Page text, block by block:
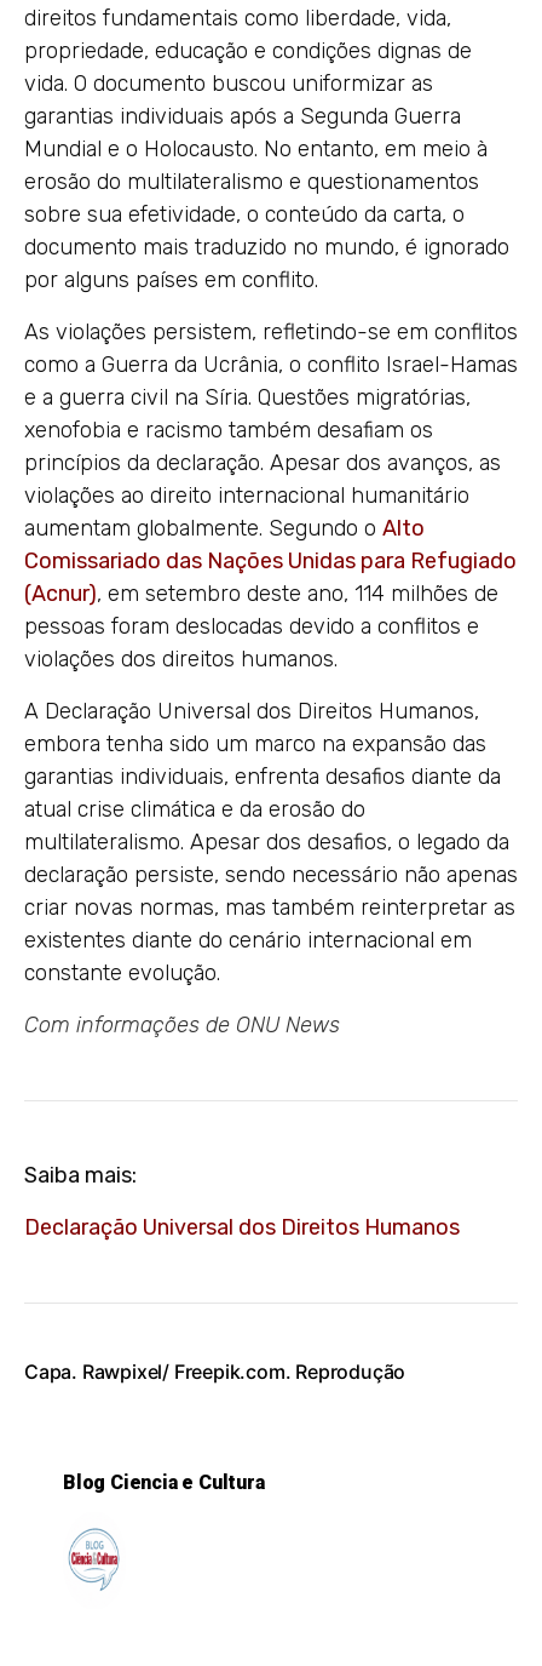
direitos fundamentais como liberdade, vida,
propriedade, educação e condições dignas de
vida. O documento buscou uniformizar as
garantias individuais após a Segunda Guerra
Mundial e o Holocausto. No entanto, em meio à
erosão do multilateralismo e questionamentos
sobre sua efetividade, o conteúdo da carta, o
documento mais traduzido no mundo, é ignorado
por alguns países em conflito.
As violações persistem, refletindo-se em conflitos
como a Guerra da Ucrânia, o conflito Israel-Hamas
e a guerra civil na Síria. Questões migratórias,
xenofobia e racismo também desafiam os
princípios da declaração. Apesar dos avanços, as
violações ao direito internacional humanitário
aumentam globalmente. Segundo o Alto
Comissariado das Nações Unidas para Refugiado
(Acnur), em setembro deste ano, 114 milhões de
pessoas foram deslocadas devido a conflitos e
violações dos direitos humanos.
A Declaração Universal dos Direitos Humanos,
embora tenha sido um marco na expansão das
garantias individuais, enfrenta desafios diante da
atual crise climática e da erosão do
multilateralismo. Apesar dos desafios, o legado da
declaração persiste, sendo necessário não apenas
criar novas normas, mas também reinterpretar as
existentes diante do cenário internacional em
constante evolução.
Com informações de ONU News
Saiba mais:
Declaração Universal dos Direitos Humanos
Capa. Rawpixel/ Freepik.com. Reprodução
Blog Ciencia e Cultura